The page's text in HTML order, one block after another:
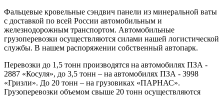
Фальцевые кровельные сэндвич панели из минеральной ваты
с доставкой по всей России автомобильным и
железнодорожным транспортом. Автомобильные
грузоперевозки осуществляются силами нашей логистической
службы. В нашем распоряжении собственный автопарк.
Перевозки до 1,5 тонн производятся на автомобилях ПЗА -
2887 «Косуля», до 3,5 тонн – на автомобилях ПЗА - 3998
«Гризли». До 20 тонн – на грузовиках «ПАРНАС».
Грузоперевозки объемом свыше 20 тонн осуществляются